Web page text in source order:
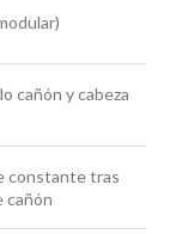
cañón y cabeza
constante tras
cañón